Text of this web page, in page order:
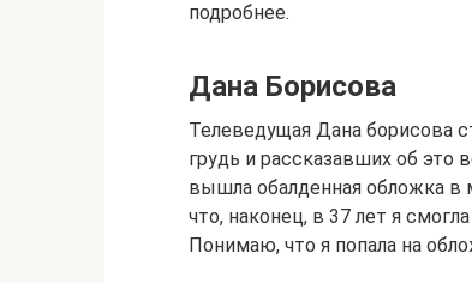
подробнее.
Дана Борисова
Телеведущая Дана борисова
грудь и рассказавших об это
вышла обалденная обложка в
что, наконец, в 37 лет я
Понимаю, что я попала на